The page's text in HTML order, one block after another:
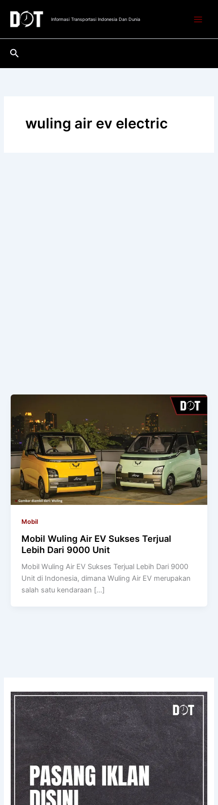
konten
Informasi Transportasi Indonesia Dan Dunia
Cari
wuling air ev electric
Mobil
Mobil Wuling Air EV Sukses Terjual
Lebih Dari 9000 Unit
Mobil Wuling Air EV Sukses Terjual Lebih Dari 9000
Unit di Indonesia, dimana Wuling Air EV merupakan
salah satu kendaraan […]